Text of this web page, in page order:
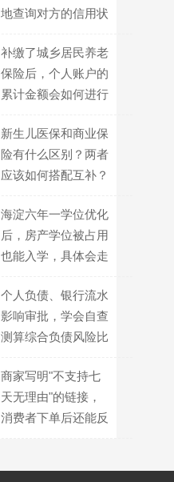
地查询对方的信用状
补缴了城乡居民养老
保险后，个人账户的
累计金额会如何进行
新生儿医保和商业保
险有什么区别？两者
应该如何搭配互补？
海淀六年一学位优化
后，房产学位被占用
也能入学，具体会走
个人负债、银行流水
影响审批，学会自查
测算综合负债风险比
商家写明"不支持七
天无理由"的链接，
消费者下单后还能反